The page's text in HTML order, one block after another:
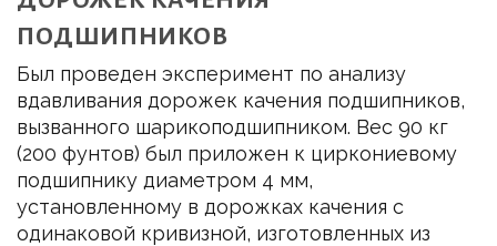
ПОДШИПНИКОВ
Был проведен эксперимент по анализу
вдавливания дорожек качения подшипников,
вызванного шарикоподшипником. Вес 90 кг
(200 фунтов) был приложен к циркониевому
подшипнику диаметром 4 мм,
установленному в дорожках качения с
одинаковой кривизной, изготовленных из